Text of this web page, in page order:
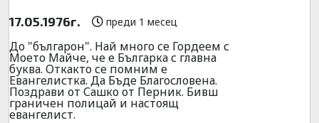
17.05.1976г. преди 1 месец
До "българон". Най много се Гордеем с
Моето Майче, че е Българка с главна
буква. Откакто се помним е
Евангелистка. Да Бъде Благословена.
Поздрави от Сашко от Перник. Бивш
граничен полицай и настоящ
евангелист.